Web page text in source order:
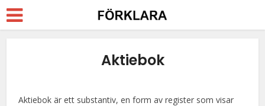
Aktiebok
Aktiebok är ett substantiv, en form av register som visar